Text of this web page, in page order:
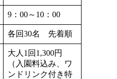
9：00～10：00
各回30名 先着順
大人1回1,300円
（入園料込み、ワ
ンドリンク付き特